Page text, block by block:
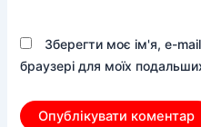
Зберегти моє ім'я, e-
браузері для моїх